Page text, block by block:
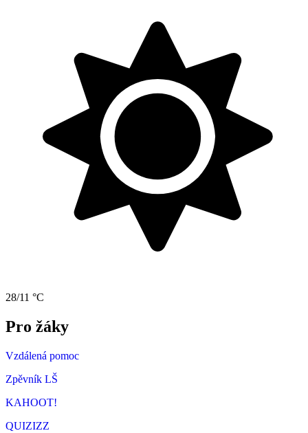
28/11 °C
Pro žáky
Vzdálená pomoc
Zpěvník LŠ
KAHOOT!
QUIZIZZ